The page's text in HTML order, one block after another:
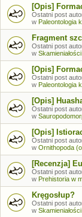
[Opis]
Ostatni post
w Paleontologia
Fragment
Ostatni post
w
[Opis]
Ostatni post
w Paleontologia
[Opis]
Ostatni post
w
[Opis]
Ostatni post
w Ornithopoda
[Recenzja]
Ostatni post
w Prehistoria w
Kręgosłup?
Ostatni post
w